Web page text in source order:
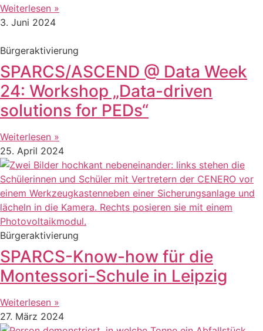
Weiterlesen »
3. Juni 2024
Bürgeraktivierung
SPARCS/ASCEND @ Data Week
24: Workshop „Data-driven
solutions for PEDs“
Weiterlesen »
25. April 2024
Bürgeraktivierung
SPARCS-Know-how für die
Montessori-Schule in Leipzig
Weiterlesen »
27. März 2024